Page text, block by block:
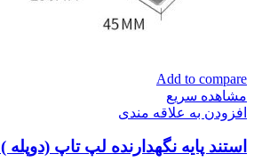
Add to compare
مشاهده سریع
افزودن به علاقه مندی
استند پایه نگهدارنده لپ تاپ (دوپله ) AP-ST204